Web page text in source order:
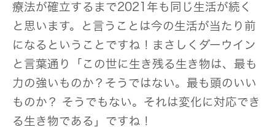
療法が確立するまで2021年も同じ生活が続く
と思います。と言うことは今の生活が当たり前
になるということですね！まさしくダーウイン
と言葉通り「この世に生き残る生き物は、最も
力の強いものか？そうではない。最も頭のいい
ものか？ そうでもない。それは変化に対応でき
る生き物である」ですね！